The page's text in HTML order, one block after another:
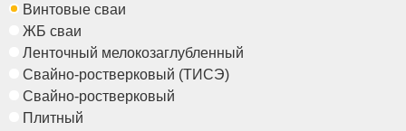
Винтовые сваи
ЖБ сваи
Ленточный мелокозаглубленный
Свайно-ростверковый (ТИСЭ)
Свайно-ростверковый
Плитный